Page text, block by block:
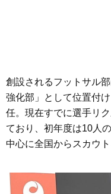
創設されるフットサル
強化部」として位置付
任。現在すでに選手リ
ており、初年度は10人
中心に全国からスカウ